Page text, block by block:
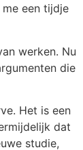
een tijdje
werken. Nu
die
Het is een
dat
studie,